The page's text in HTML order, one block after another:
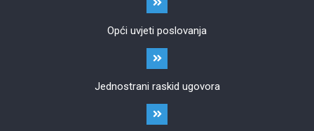
Opći uvjeti poslovanja
Jednostrani raskid ugovora